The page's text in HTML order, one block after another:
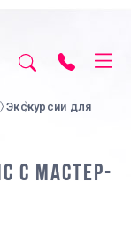
Экскурсии для
С МАСТЕР-